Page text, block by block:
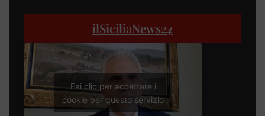
ilSiciliaNews24
Fai clic per accettare i
cookie per questo servizio